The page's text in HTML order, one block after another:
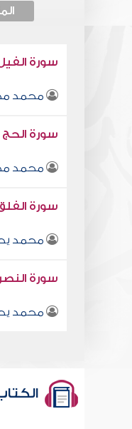
سورة
محمد
سورة
محمد
سورة
محمد
سورة
محمد